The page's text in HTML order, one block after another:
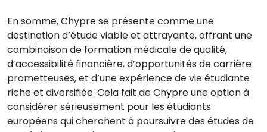
En somme, Chypre se présente comme une
destination d’étude viable et attrayante, offrant une
combinaison de formation médicale de qualité,
d’accessibilité financière, d’opportunités de carrière
prometteuses, et d’une expérience de vie étudiante
riche et diversifiée. Cela fait de Chypre une option à
considérer sérieusement pour les étudiants
européens qui cherchent à poursuivre des études de